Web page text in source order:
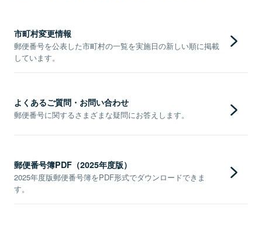
市町村変更情報
郵便番号を公表した市町村の一覧を実施日の新しい順に掲載
しています。
よくあるご質問・お問い合わせ
郵便番号に関するさまざまな疑問にお答えします。
郵便番号簿PDF（2025年度版）
2025年度版郵便番号簿をPDF形式でダウンロードできま
す。